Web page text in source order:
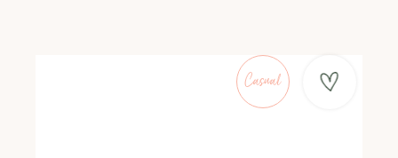
Casual